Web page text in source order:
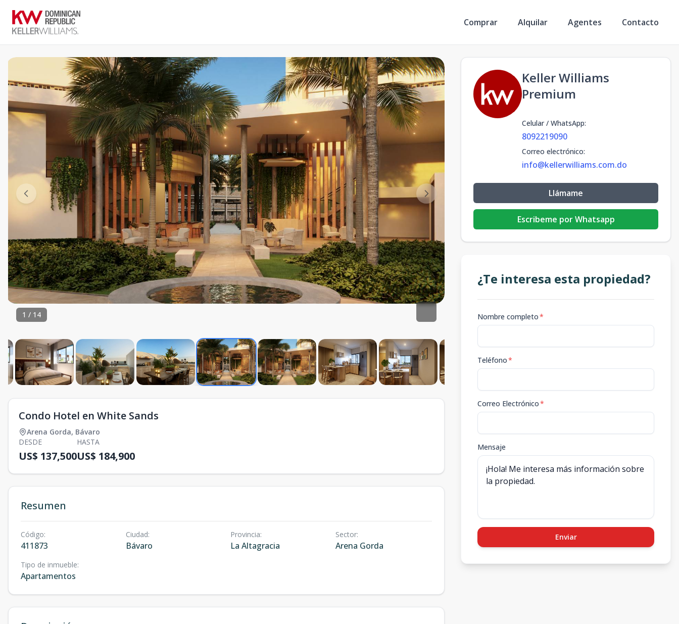
Comprar Alquilar Agentes Contacto
1 / 14
Condo Hotel en White Sands
Arena Gorda, Bávaro
DESDE
US$ 137,500
HASTA
US$ 184,900
Resumen
Código:
411873
Ciudad:
Bávaro
Provincia:
La Altagracia
Sector:
Arena Gorda
Tipo de inmueble:
Apartamentos
Keller Williams
Premium
Celular / WhatsApp:
8092219090
Correo electrónico:
info@kellerwilliams.com.do
Llámame
Escribeme por Whatsapp
¿Te interesa esta propiedad?
Nombre completo*
Teléfono*
Correo Electrónico*
Mensaje
Enviar